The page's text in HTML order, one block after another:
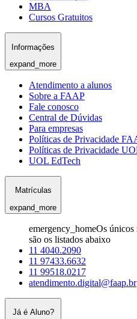
MBA
Cursos Gratuitos
Informações
expand_more
Atendimento a alunos
Sobre a FAAP
Fale conosco
Central de Dúvidas
Para empresas
Políticas de Privacidade
Políticas de Privacidade
UOL EdTech
Matrículas
expand_more
emergency_homeOs
são os listados abaixo
11 4040.2090
11 97433.6632
11 99518.0217
atendimento.digital@faap.br
Já é Aluno?